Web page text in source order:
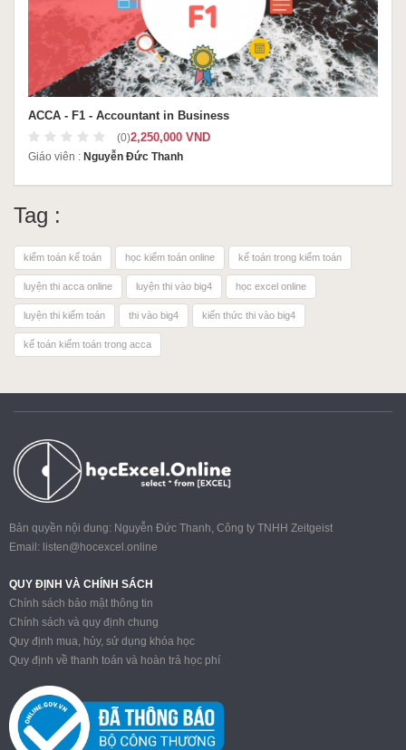
ACCA - F1 - Accountant in Business
(0)2,250,000 VND
Giáo viên : Nguyễn Đức Thanh
Tag :
kiểm toán kế toán học kiểm toán online kế toán trong kiểm toán
luyện thi acca online luyện thi vào big4 học excel online
luyện thi kiểm toán thi vào big4 kiến thức thi vào big4
kế toán kiểm toán trong acca
Bản quyền nội dung: Nguyễn Đức Thanh, Công ty TNHH Zeitgeist
Email: listen@hocexcel.online
QUY ĐỊNH VÀ CHÍNH SÁCH
Chính sách bảo mật thông tin
Chính sách và quy định chung
Quy định mua, hủy, sử dụng khóa học
Quy định về thanh toán và hoàn trả học phí